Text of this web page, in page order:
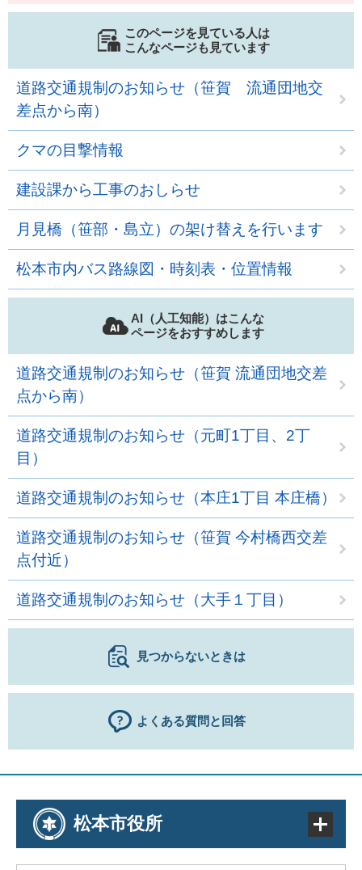
このページを見ている人は
こんなページも見ています
道路交通規制のお知らせ（笹賀 流通団地交
差点から南）
クマの目撃情報
建設課から工事のおしらせ
月見橋（笹部・島立）の架け替えを行います
松本市内バス路線図・時刻表・位置情報
AI（人工知能）はこんな
ページをおすすめします
道路交通規制のお知らせ（笹賀 流通団地交差
点から南）
道路交通規制のお知らせ（元町1丁目、2丁
目）
道路交通規制のお知らせ（本庄1丁目 本庄橋）
道路交通規制のお知らせ（笹賀 今村橋西交差
点付近）
道路交通規制のお知らせ（大手１丁目）
見つからないときは
よくある質問と回答
松本市役所